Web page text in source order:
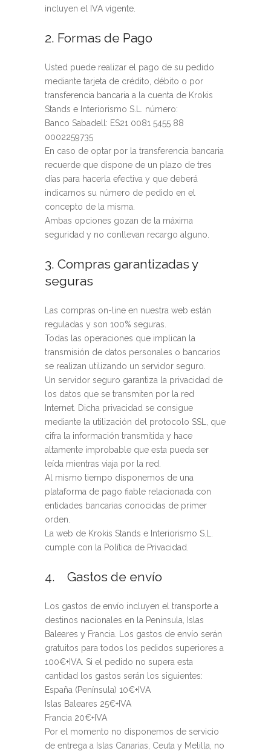
incluyen el IVA vigente.
2. Formas de Pago
Usted puede realizar el pago de su pedido
mediante tarjeta de crédito, débito o por
transferencia bancaria a la cuenta de Krokis
Stands e Interiorismo S.L. número:
Banco Sabadell: ES21 0081 5455 88
0002259735
En caso de optar por la transferencia bancaria
recuerde que dispone de un plazo de tres
días para hacerla efectiva y que deberá
indicarnos su número de pedido en el
concepto de la misma.
Ambas opciones gozan de la máxima
seguridad y no conllevan recargo alguno.
3. Compras garantizadas y
seguras
Las compras on-line en nuestra web están
reguladas y son 100% seguras.
Todas las operaciones que implican la
transmisión de datos personales o bancarios
se realizan utilizando un servidor seguro.
Un servidor seguro garantiza la privacidad de
los datos que se transmiten por la red
Internet. Dicha privacidad se consigue
mediante la utilización del protocolo SSL, que
cifra la información transmitida y hace
altamente improbable que esta pueda ser
leída mientras viaja por la red.
Al mismo tiempo disponemos de una
plataforma de pago fiable relacionada con
entidades bancarias conocidas de primer
orden.
La web de Krokis Stands e Interiorismo S.L.
cumple con la Política de Privacidad.
4. Gastos de envío
Los gastos de envío incluyen el transporte a
destinos nacionales en la Península, Islas
Baleares y Francia. Los gastos de envío serán
gratuitos para todos los pedidos superiores a
100€+IVA. Si el pedido no supera esta
cantidad los gastos serán los siguientes:
España (Península) 10€+IVA
Islas Baleares 25€+IVA
Francia 20€+IVA
Por el momento no disponemos de servicio
de entrega a Islas Canarias, Ceuta y Melilla, no